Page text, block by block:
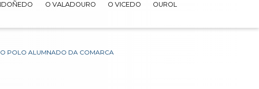
O VALADOURO O VICEDO
OUROL
POLO ALUMNADO DA COMARCA